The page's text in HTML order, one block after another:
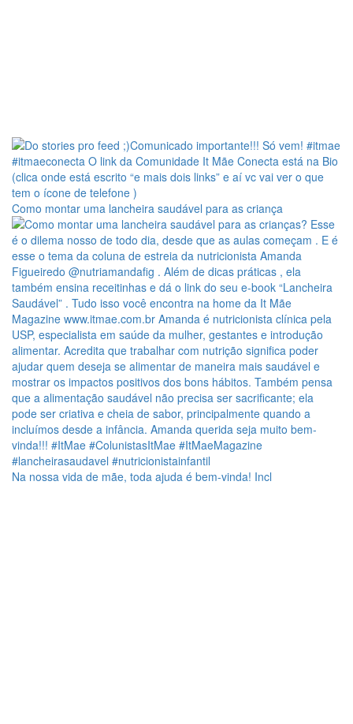
Como montar uma lancheira saudável para as criança
Na nossa vida de mãe, toda ajuda é bem-vinda! Incl